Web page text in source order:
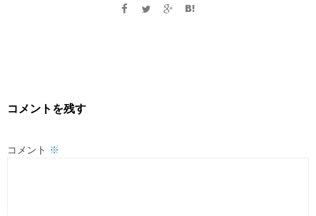
コメントを残す
コメント ※